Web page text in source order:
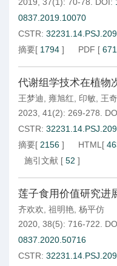
0837.2019.10070
CSTR:
摘要[ 1794 ] PDF [ 671
代谢组学技术在植物
王梦迪 雍旭红 印敏
王
2023, 41(2): 269-278.
CSTR:
摘要[ 2156 ] HTML [
施引文献 [ 52 ]
莲子食用价值研究进
齐欢欢 祖明艳 杨平仿
2020, 38(5): 716-722.
0837.2020.50716
CSTR: